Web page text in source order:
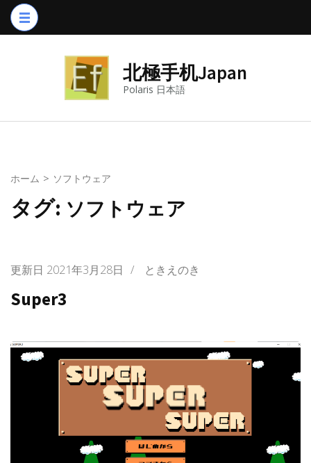
コ
(Enter
す)
北極手机Japan
Polaris 日本語
ホーム > ソフトウェア
タグ: ソフトウェア
更新日 2021年3月28日 / ときえのき
Super3